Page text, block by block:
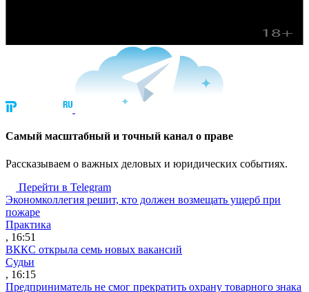
Cамый масштабный и точный канал о праве
Рассказываем о важных деловых и юридических событиях.
Перейти в Telegram
Экономколлегия решит, кто должен возмещать ущерб при
пожаре
Практика
, 16:51
ВККС открыла семь новых вакансий
Судьи
, 16:15
Предприниматель не смог прекратить охрану товарного знака